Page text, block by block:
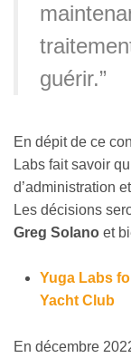
guérir.”
En dépit de ce
Labs fait savoir
d’administration
Les décisions
Greg Solano et
Yuga Labs
Yacht Club
En décembre